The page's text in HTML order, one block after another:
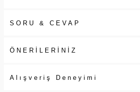
SORU & CEVAP
ÖNERİLERİNİZ
Alışveriş Deneyimi